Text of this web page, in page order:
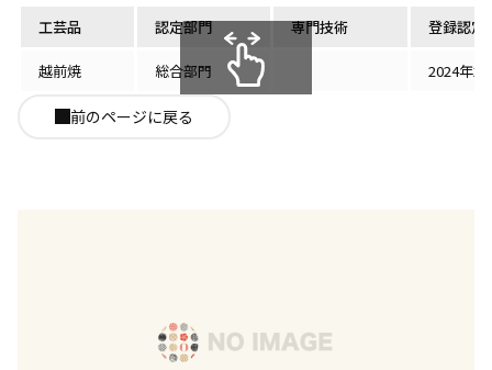
工芸品 認定部門 専門技術 登録認定
越前焼 総合部門 2024年2
前のページに戻る